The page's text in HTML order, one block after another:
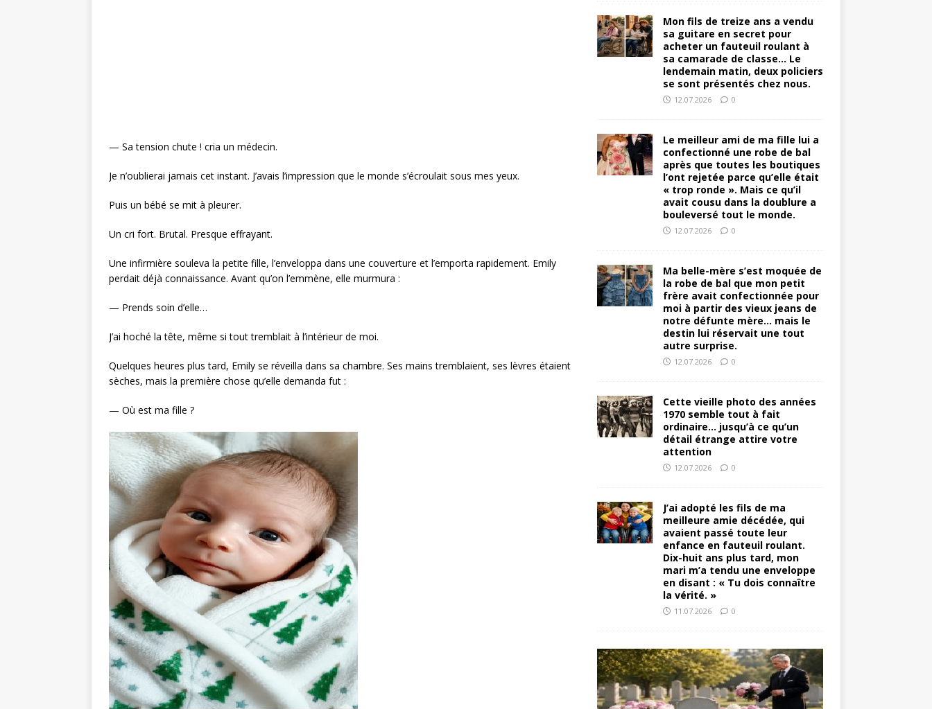
— Sa tension chute ! cria un médecin.
Je n’oublierai jamais cet instant. J’avais l’impression que le monde s’écroulait sous mes yeux.
Puis un bébé se mit à pleurer.
Un cri fort. Brutal. Presque effrayant.
Une infirmière souleva la petite fille, l’enveloppa dans une couverture et l’emporta rapidement. Emily
perdait déjà connaissance. Avant qu’on l’emmène, elle murmura :
— Prends soin d’elle…
J’ai hoché la tête, même si tout tremblait à l’intérieur de moi.
Quelques heures plus tard, Emily se réveilla dans sa chambre. Ses mains tremblaient, ses lèvres étaient
sèches, mais la première chose qu’elle demanda fut :
— Où est ma fille ?
Mon fils de treize ans a vendu
sa guitare en secret pour
acheter un fauteuil roulant à
sa camarade de classe… Le
lendemain matin, deux policiers
se sont présentés chez nous.
12.07.2026 0
Le meilleur ami de ma fille lui a
confectionné une robe de bal
après que toutes les boutiques
l’ont rejetée parce qu’elle était
« trop ronde ». Mais ce qu’il
avait cousu dans la doublure a
bouleversé tout le monde.
12.07.2026 0
Ma belle-mère s’est moquée de
la robe de bal que mon petit
frère avait confectionnée pour
moi à partir des vieux jeans de
notre défunte mère… mais le
destin lui réservait une tout
autre surprise.
12.07.2026 0
Cette vieille photo des années
1970 semble tout à fait
ordinaire… jusqu’à ce qu’un
détail étrange attire votre
attention
12.07.2026 0
J’ai adopté les fils de ma
meilleure amie décédée, qui
avaient passé toute leur
enfance en fauteuil roulant.
Dix-huit ans plus tard, mon
mari m’a tendu une enveloppe
en disant : « Tu dois connaître
la vérité. »
11.07.2026 0